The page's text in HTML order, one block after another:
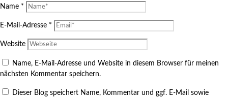
Name *
E-Mail-Adresse *
Website
Name, E-Mail-Adresse und Website in diesem Browser für meinen
nächsten Kommentar speichern.
Dieser Blog speichert Name, Kommentar und ggf. E-Mail sowie